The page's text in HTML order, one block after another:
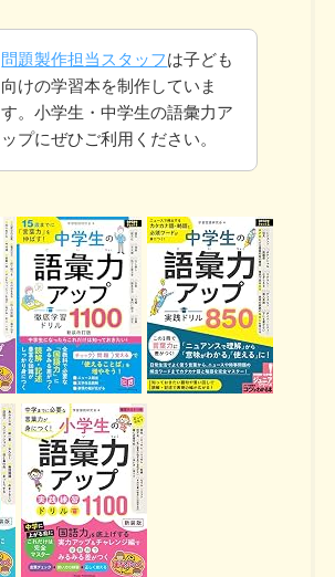
問題製作担当スタッフは子ども
向けの学習本を制作していま
す。小学生・中学生の語彙力ア
ップにぜひご利用ください。